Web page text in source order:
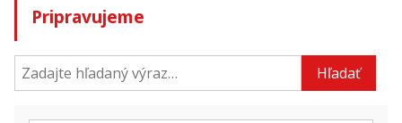
Pripravujeme
Hľadať